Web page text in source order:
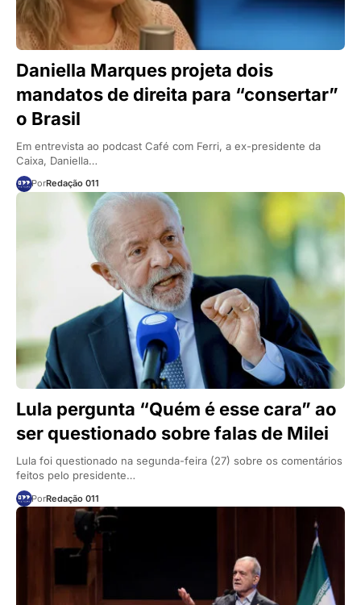
Daniella Marques projeta dois
mandatos de direita para “consertar”
o Brasil
Em entrevista ao podcast Café com Ferri, a ex-presidente da
Caixa, Daniella…
PorRedação 011
Lula pergunta “Quém é esse cara” ao
ser questionado sobre falas de Milei
Lula foi questionado na segunda-feira (27) sobre os comentários
feitos pelo presidente…
PorRedação 011